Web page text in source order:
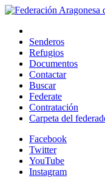
Senderos
Refugios
Documentos
Contactar
Buscar
Federate
Contratación
Carpeta del
Facebook
Twitter
YouTube
Instagram